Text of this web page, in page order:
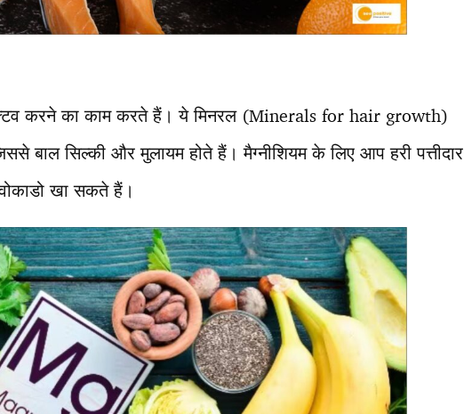
करने का काम करते हैं। ये मिनरल (Minerals for hair growth)
बाल सिल्की और मुलायम होते हैं। मैग्नीशियम के लिए आप हरी पत्तीदार
खा सकते हैं।